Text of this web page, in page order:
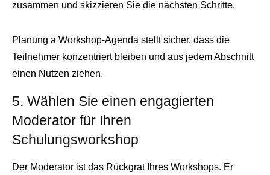
zusammen und skizzieren Sie die nächsten Schritte.
Planung a Workshop-Agenda stellt sicher, dass die
Teilnehmer konzentriert bleiben und aus jedem Abschnitt
einen Nutzen ziehen.
5. Wählen Sie einen engagierten
Moderator für Ihren
Schulungsworkshop
Der Moderator ist das Rückgrat Ihres Workshops. Er